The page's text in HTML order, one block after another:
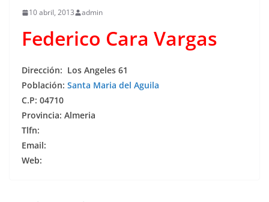
10 abril, 2013 admin
Federico Cara Vargas
Dirección: Los Angeles 61
Población: Santa Maria del Aguila
C.P: 04710
Provincia: Almeria
Tlfn:
Email:
Web: